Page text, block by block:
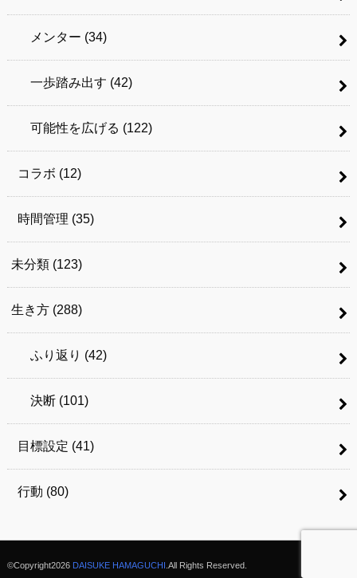
メンター (34)
一歩踏み出す (42)
可能性を広げる (122)
コラボ (12)
時間管理 (35)
未分類 (123)
生き方 (288)
ふり返り (42)
決断 (101)
目標設定 (41)
行動 (80)
©Copyright2026 DAISUKE HAMAGUCHI .All Rights Reserved.